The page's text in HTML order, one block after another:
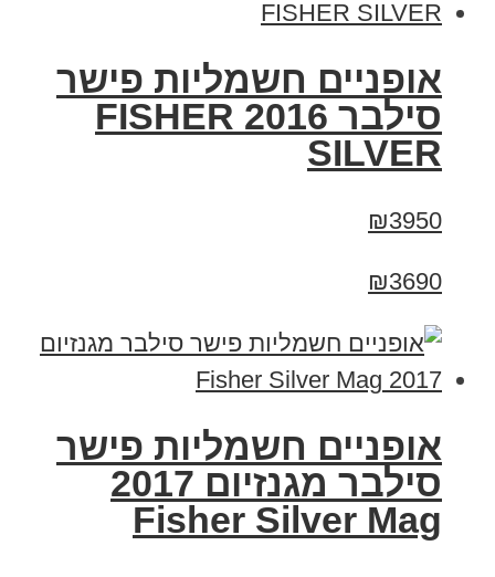
אופניים חשמליות פישר
סילבר 2016 FISHER
SILVER
₪3950
₪3690
אופניים חשמליות פישר
סילבר מגנזיום 2017
Fisher Silver Mag